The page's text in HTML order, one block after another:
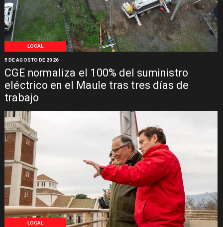
LOCAL
CGE normaliza el 100% del suministro
eléctrico en el Maule tras tres días de
trabajo
5 DE AGOSTO DE 2026
LOCAL